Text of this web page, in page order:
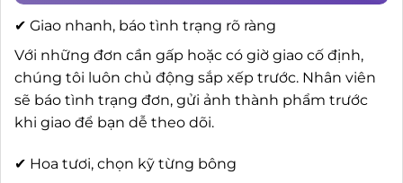
✔ Giao nhanh, báo tình trạng rõ ràng
Với những đơn cần gấp hoặc có giờ giao cố định,
chúng tôi luôn chủ động sắp xếp trước. Nhân viên
sẽ báo tình trạng đơn, gửi ảnh thành phẩm trước
khi giao để bạn dễ theo dõi.
✔ Hoa tươi, chọn kỹ từng bông